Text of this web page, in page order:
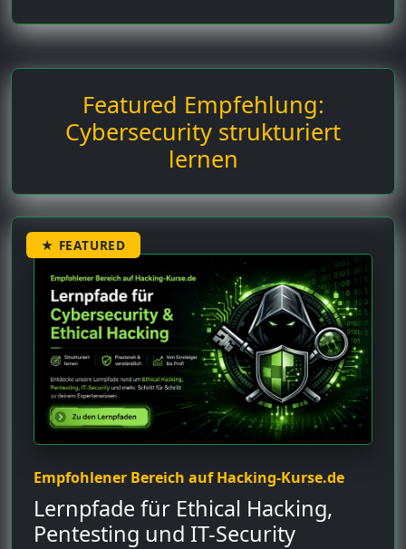
Featured Empfehlung:
Cybersecurity strukturiert
lernen
★ FEATURED
Empfohlener Bereich auf Hacking-Kurse.de
Lernpfade für Ethical Hacking,
Pentesting und IT-Security